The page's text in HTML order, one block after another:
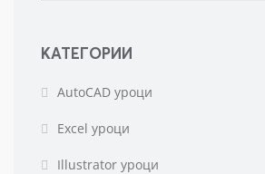
КАТЕГОРИИ
AutoCAD уроци
Excel уроци
Illustrator уроци